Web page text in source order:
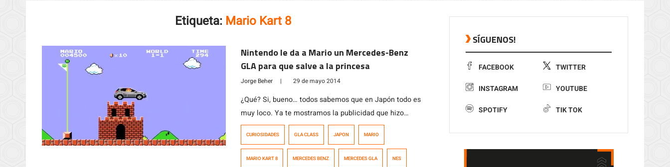
Etiqueta: Mario Kart 8
Nintendo le da a Mario un Mercedes-Benz
GLA para que salve a la princesa
Jorge Beher | 29 de mayo 2014
¿Qué? Si, bueno… todos sabemos que en Japón todo es
muy loco. Ya te mostramos la publicidad que hizo
Ayrton Senna junto a Goku y todo el elenco de Dragon
CURIOSIDADES GLA CLASS JAPON MARIO
MARIO KART 8 MERCEDES BENZ MERCEDES GLA NES
SÍGUENOS!
FACEBOOK TWITTER
INSTAGRAM YOUTUBE
SPOTIFY TIK TOK